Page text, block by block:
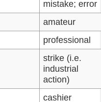
mistake; error
amateur
professional
strike (i.e.
industrial
action)
cashier